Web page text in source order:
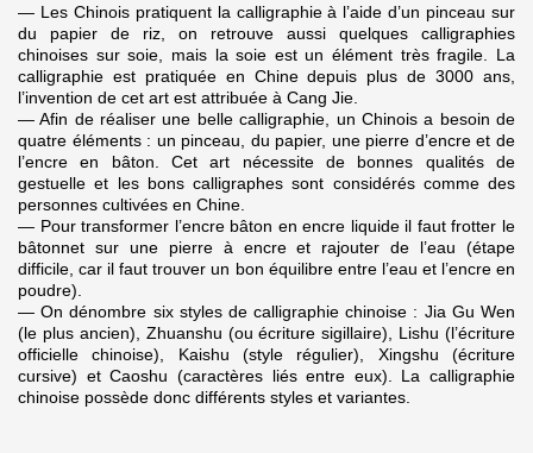
— Les Chinois pratiquent la calligraphie à l’aide d’un pinceau sur
du papier de riz, on retrouve aussi quelques calligraphies
chinoises sur soie, mais la soie est un élément très fragile. La
calligraphie est pratiquée en Chine depuis plus de 3000 ans,
l’invention de cet art est attribuée à Cang Jie.
— Afin de réaliser une belle calligraphie, un Chinois a besoin de
quatre éléments : un pinceau, du papier, une pierre d’encre et de
l’encre en bâton. Cet art nécessite de bonnes qualités de
gestuelle et les bons calligraphes sont considérés comme des
personnes cultivées en Chine.
— Pour transformer l’encre bâton en encre liquide il faut frotter le
bâtonnet sur une pierre à encre et rajouter de l’eau (étape
difficile, car il faut trouver un bon équilibre entre l’eau et l’encre en
poudre).
— On dénombre six styles de calligraphie chinoise : Jia Gu Wen
(le plus ancien), Zhuanshu (ou écriture sigillaire), Lishu (l’écriture
officielle chinoise), Kaishu (style régulier), Xingshu (écriture
cursive) et Caoshu (caractères liés entre eux). La calligraphie
chinoise possède donc différents styles et variantes.